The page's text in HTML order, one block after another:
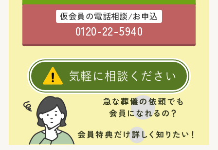
仮会員の電話相談/お申込
0120-22-5940
気軽に相談ください